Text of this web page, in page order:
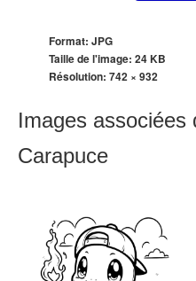
Format: JPG
Taille de l'image: 24 KB
Résolution: 742 × 932
Images associées
Carapuce